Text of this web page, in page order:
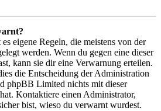
eigene Regeln, die meistens von der
werden. Wenn du gegen eine dieser
kann sie dir eine Verwarnung erteilen.
die Entscheidung der Administration
phpBB Limited nichts mit dieser
Kontaktiere einen Administrator,
bist, wieso du verwarnt wurdest.